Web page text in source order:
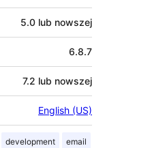
5.0 lub nowszej
6.8.7
7.2 lub nowszej
English (US)
development email